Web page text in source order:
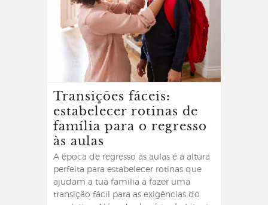
Transições fáceis:
estabelecer rotinas de
família para o regresso
às aulas
A época de regresso às aulas é a altura
perfeita para estabelecer rotinas que
ajudam a tua família a fazer uma
transição fácil para as exigências do